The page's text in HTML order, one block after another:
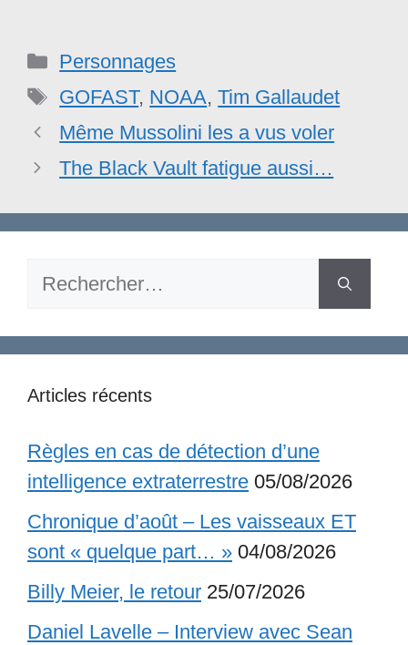
Catégories
Personnages
Étiquettes
GOFAST, NOAA,Tim Gallaudet
Même Mussolini les a vus voler
The Black Vault fatigue aussi…
Rechercher :
Articles récents
Règles en cas de détection d’une
intelligence extraterrestre 05/08/2026
Chronique d’août – Les vaisseaux ET
sont « quelque part… » 04/08/2026
Billy Meier, le retour 25/07/2026
Daniel Lavelle – Interview avec Sean